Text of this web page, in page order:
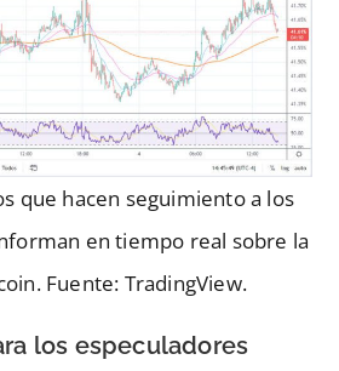
que hacen seguimiento a los
en tiempo real sobre la
Fuente: TradingView.
los especuladores